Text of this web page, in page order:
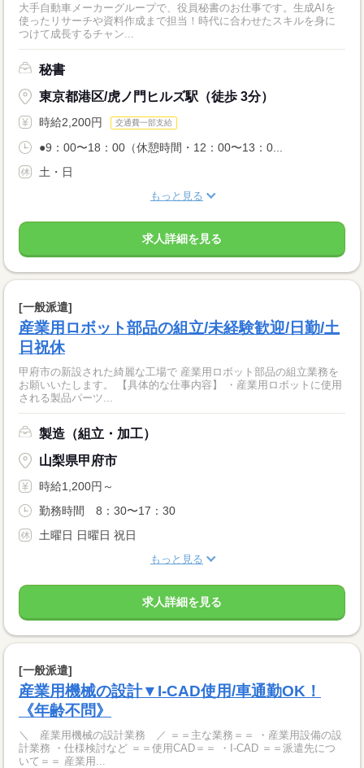
大手自動車メーカーグループで、役員秘書のお仕事です。生成AIを
使ったリサーチや資料作成まで担当！時代に合わせたスキルを身に
つけて成長するチャン...
秘書
東京都港区/虎ノ門ヒルズ駅（徒歩 3分）
時給2,200円 交通費一部支給
●9：00〜18：00（休憩時間・12：00〜13：0...
土・日
もっと見る
求人詳細を見る
[一般派遣]
産業用ロボット部品の組立/未経験歓迎/日勤/土
日祝休
甲府市の新設された綺麗な工場で 産業用ロボット部品の組立業務を
お願いいたします。 【具体的な仕事内容】 ・産業用ロボットに使用
される製品パーツ...
製造（組立・加工）
山梨県甲府市
時給1,200円～
勤務時間 8：30〜17：30
土曜日 日曜日 祝日
もっと見る
求人詳細を見る
[一般派遣]
産業用機械の設計▼I-CAD使用/車通勤OK！
《年齢不問》
＼ 産業用機械の設計業務 ／ ＝＝主な業務＝＝ ・産業用設備の設
計業務 ・仕様検討など ＝＝使用CAD＝＝ ・I-CAD ＝＝派遣先につ
いて＝＝ 産業用...